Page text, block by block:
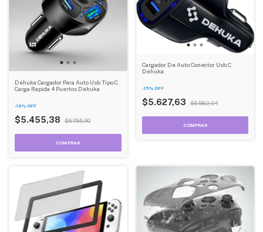
Dehuka Cargador Para Auto Usb Tipo C
Carga Rapida 4 Puertos Dehuka
-19% OFF
$5.455,38 $6.755,90
Cargador De Auto Conector Usb C
Dehuka
-15% OFF
$5.627,63 $6.582,04